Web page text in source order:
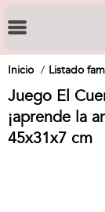
Inicio Listado
Juego El
¡aprende la
45x31x7 cm